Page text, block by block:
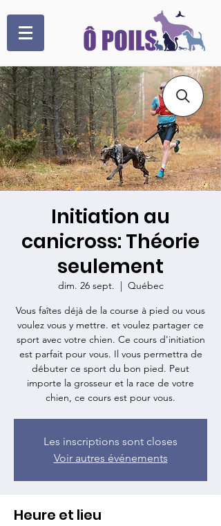
Initiation au
canicross: Théorie
seulement
dim. 26 sept.
  |
Québec
Vous faîtes déjà de la course à pied ou vous
voulez vous y mettre. et voulez partager ce
sport avec votre chien. Ce cours d'initiation
est parfait pour vous. Il vous permettra de
débuter ce sport du bon pied. Peut
importe la grosseur et la race de votre
chien, ce cours est pour vous.
Les inscriptions sont closes
Voir autres événements
Heure et lieu